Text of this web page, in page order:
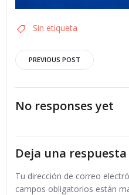
Sin etiqueta
por
las
entradas
PREVIOUS POST
No responses yet
Deja una respuesta
Tu dirección de correo
campos obligatorios están